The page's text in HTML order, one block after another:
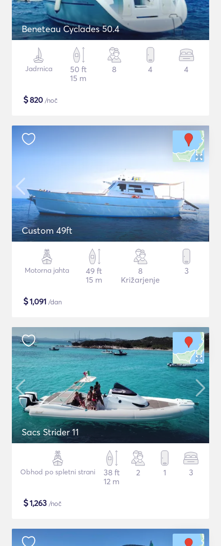
Beneteau Cyclades 50.4
Jadrnica
50 ft
15 m
8 4 4
$820 /noč
Custom 49ft
Motorna jahta
49 ft
15 m
8
Križarjenje
3
$1,091 /dan
Sacs Strider 11
Obhod po spletni strani
38 ft
12 m
2 1 3
$1,263 /noč